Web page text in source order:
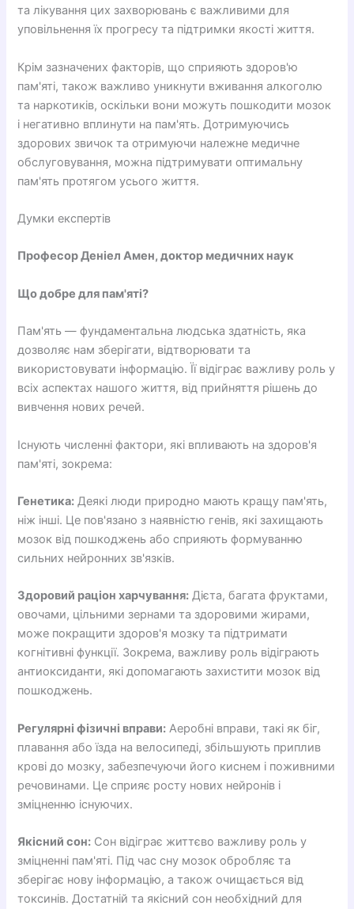
та лікування цих захворювань є важливими для
уповільнення їх прогресу та підтримки якості життя.
Крім зазначених факторів, що сприяють здоров'ю
пам'яті, також важливо уникнути вживання алкоголю
та наркотиків, оскільки вони можуть пошкодити мозок
і негативно вплинути на пам'ять. Дотримуючись
здорових звичок та отримуючи належне медичне
обслуговування, можна підтримувати оптимальну
пам'ять протягом усього життя.
Думки експертів
Професор Деніел Амен, доктор медичних наук
Що добре для пам'яті?
Пам'ять — фундаментальна людська здатність, яка
дозволяє нам зберігати, відтворювати та
використовувати інформацію. Її відіграє важливу роль у
всіх аспектах нашого життя, від прийняття рішень до
вивчення нових речей.
Існують численні фактори, які впливають на здоров'я
пам'яті, зокрема:
Генетика: Деякі люди природно мають кращу пам'ять,
ніж інші. Це пов'язано з наявністю генів, які захищають
мозок від пошкоджень або сприяють формуванню
сильних нейронних зв'язків.
Здоровий раціон харчування: Дієта, багата фруктами,
овочами, цільними зернами та здоровими жирами,
може покращити здоров'я мозку та підтримати
когнітивні функції. Зокрема, важливу роль відіграють
антиоксиданти, які допомагають захистити мозок від
пошкоджень.
Регулярні фізичні вправи: Аеробні вправи, такі як біг,
плавання або їзда на велосипеді, збільшують приплив
крові до мозку, забезпечуючи його киснем і поживними
речовинами. Це сприяє росту нових нейронів і
зміцненню існуючих.
Якісний сон: Сон відіграє життєво важливу роль у
зміцненні пам'яті. Під час сну мозок обробляє та
зберігає нову інформацію, а також очищається від
токсинів. Достатній та якісний сон необхідний для